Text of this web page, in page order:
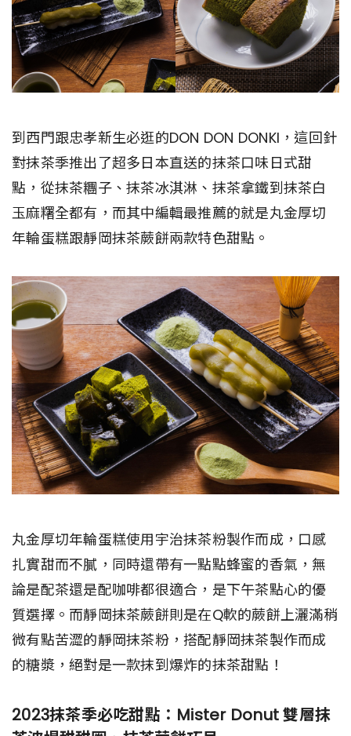
到西門跟忠孝新生必逛的DON DON DONKI，這回針
對抹茶季推出了超多日本直送的抹茶口味日式甜
點，從抹茶糰子、抹茶冰淇淋、抹茶拿鐵到抹茶白
玉麻糬全都有，而其中編輯最推薦的就是丸金厚切
年輪蛋糕跟靜岡抹茶蕨餅兩款特色甜點。
丸金厚切年輪蛋糕使用宇治抹茶粉製作而成，口感
扎實甜而不膩，同時還帶有一點點蜂蜜的香氣，無
論是配茶還是配咖啡都很適合，是下午茶點心的優
質選擇。而靜岡抹茶蕨餅則是在Q軟的蕨餅上灑滿稍
微有點苦澀的靜岡抹茶粉，搭配靜岡抹茶製作而成
的糖漿，絕對是一款抹到爆炸的抹茶甜點！
2023抹茶季必吃甜點：Mister Donut 雙層抹